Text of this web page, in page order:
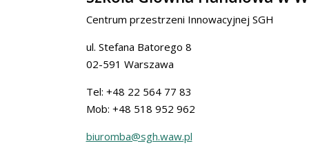
Centrum przestrzeni Innowacyjnej SGH
ul. Stefana Batorego 8
02-591 Warszawa
Tel: +48 22 564 77 83
Mob: +48 518 952 962
biuromba@sgh.waw.pl